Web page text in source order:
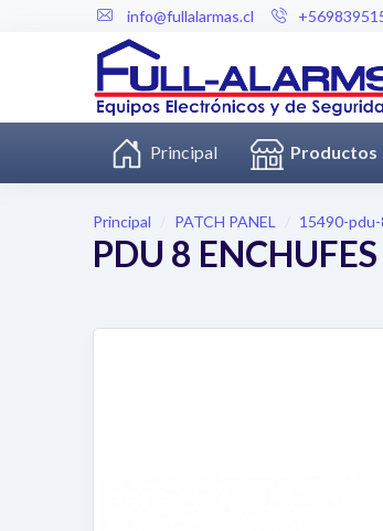
info@fullalarmas.cl
Principal Productos
Principal PATCH PANEL 15490-
PDU 8